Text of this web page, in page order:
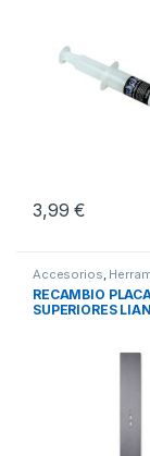
3,99€
Accesorios,
Integración
RECAMBIO
SUPERIORES